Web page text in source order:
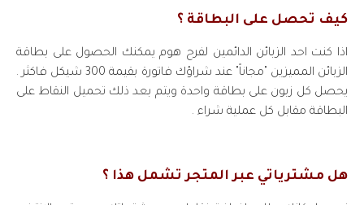
كيف تحصل على البطاقة ؟
اذا كنت احد الزبائن الدائمين لفرح هوم يمكنك الحصول على بطاقة
الزبائن المميزين "مجاناً" عند شراؤك فاتورة بقيمة 300 شيكل فاكثر .
يحصل كل زبون على بطاقة واحدة ويتم بعد ذلك تحميل النقاط على
البطاقة مقابل كل عملية شراء .
هل مشترياتي عبر المتجر تشمل هذا ؟